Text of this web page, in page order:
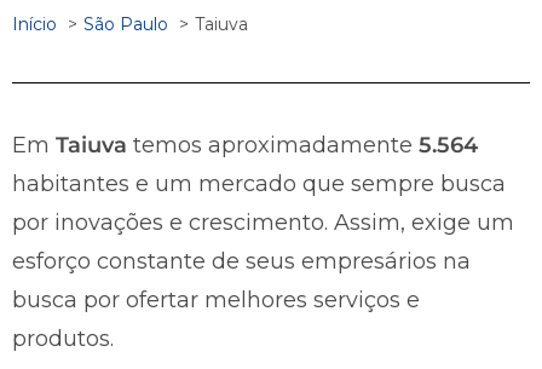
Início São Paulo Taiuva
Em Taiuva temos aproximadamente 5.564
habitantes e um mercado que sempre busca
por inovações e crescimento. Assim, exige um
esforço constante de seus empresários na
busca por ofertar melhores serviços e
produtos.